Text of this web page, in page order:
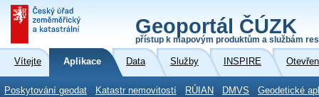
Geoportál ČÚZK
přístup k mapovým produktům a službám
Vítejte Aplikace Data Služby INSPIRE
Poskytování geodat Katastr nemovitostí RÚIAN DMVS Geodetické